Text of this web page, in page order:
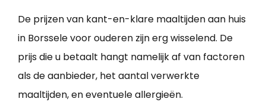
De prijzen van kant-en-klare maaltijden aan huis
in Borssele voor ouderen zijn erg wisselend. De
prijs die u betaalt hangt namelijk af van factoren
als de aanbieder, het aantal verwerkte
maaltijden, en eventuele allergieën.